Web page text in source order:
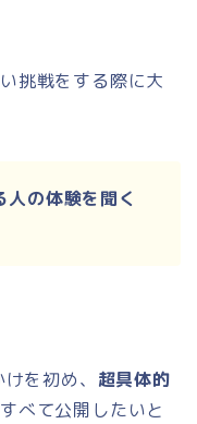
挑戦をする際に大
の体験を聞く
を初め、 超具体的
べて公開したいと